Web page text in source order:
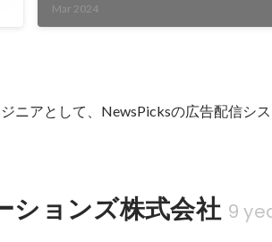
Mar 2024
ニアとして、NewsPicksの広告配信シ
ションズ株式会社 9